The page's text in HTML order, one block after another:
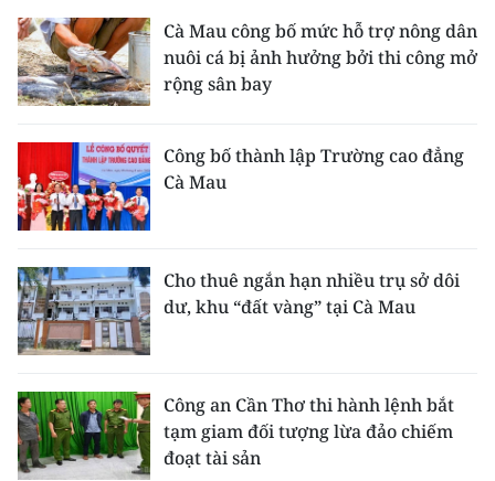
Cà Mau công bố mức hỗ trợ nông dân
nuôi cá bị ảnh hưởng bởi thi công mở
rộng sân bay
Công bố thành lập Trường cao đẳng
Cà Mau
Cho thuê ngắn hạn nhiều trụ sở dôi
dư, khu “đất vàng” tại Cà Mau
Công an Cần Thơ thi hành lệnh bắt
tạm giam đối tượng lừa đảo chiếm
đoạt tài sản